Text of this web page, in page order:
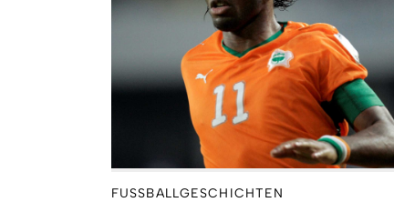
FUSSBALLGESCHICHTEN